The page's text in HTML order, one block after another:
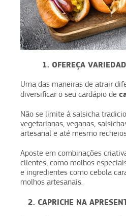
1. OFEREÇA
Uma das maneiras de atrair
diversificar o seu cardápio de
Não se limite à salsicha
vegetarianas, veganas,
artesanal e até mesmo
Aposte em combinações
clientes, como molhos
e ingredientes como cebola
molhos artesanais.
2. CAPRICHE NA